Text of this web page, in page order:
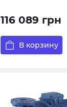
116 089 грн
В корзину